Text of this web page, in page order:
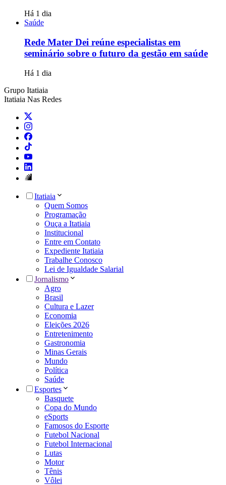
Há 1 dia
Saúde
Rede Mater Dei reúne especialistas em
seminário sobre o futuro da gestão em saúde
Há 1 dia
Grupo Itatiaia
Itatiaia Nas Redes
Itatiaia
Quem Somos
Programação
Ouça a Itatiaia
Institucional
Entre em Contato
Expediente Itatiaia
Trabalhe Conosco
Lei de Igualdade Salarial
Jornalismo
Agro
Brasil
Cultura e Lazer
Economia
Eleições 2026
Entretenimento
Gastronomia
Minas Gerais
Mundo
Política
Saúde
Esportes
Basquete
Copa do Mundo
eSports
Famosos do Esporte
Futebol Nacional
Futebol Internacional
Lutas
Motor
Tênis
Vôlei